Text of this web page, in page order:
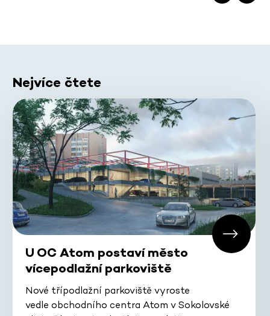
Nejvíce čtete
U OC Atom postaví město
vícepodlažní parkoviště
Nové třípodlažní parkoviště vyroste
vedle obchodního centra Atom v Sokolovské